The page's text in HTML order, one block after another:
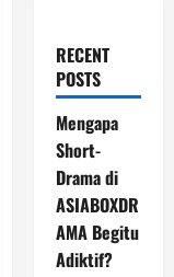
RECENT
POSTS
Mengapa
Short-
Drama di
ASIABOXDR
AMA Begitu
Adiktif?